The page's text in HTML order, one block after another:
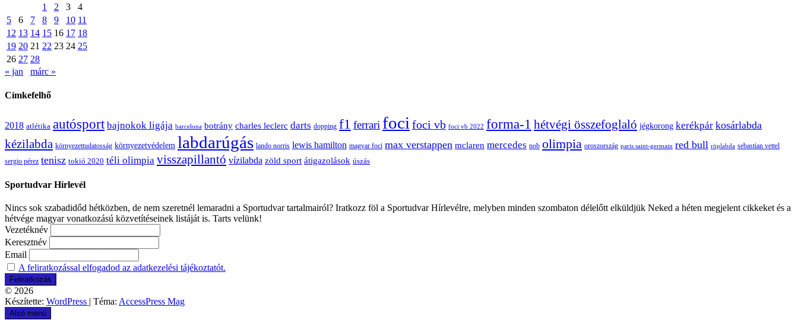
1
2 3
4
5
6 7 8 9 10 11
12 13 14 15 16 17 18
19 20 21 22 23 24 25
26 27 28
« jan
márc »
Címkefelhő
2018 atlétika autósport bajnokok ligája barcelona botrány charles leclerc darts dopping f1 ferrari foci foci vb foci vb 2022 forma-1 hétvégi összefoglaló jégkorong kerékpár kosárlabda
kézilabda környezettudatosság környezetvédelem labdarúgás lando norris lewis hamilton magyar foci max verstappen mclaren mercedes nob olimpia oroszország paris saint-germain red bull röplabda sebastian vettel
sergio pérez tenisz tokió 2020 téli olimpia visszapillantó vízilabda zöld sport átigazolások úszás
Sportudvar Hírlevél
Nincs sok szabadidőd hétközben, de nem szeretnél lemaradni a Sportudvar tartalmairól? Iratkozz föl a Sportudvar Hírlevélre, melyben minden szombaton délelőtt elküldjük Neked a héten megjelent cikkeket és a
hétvége magyar vonatkozású közvetítéseinek listáját is. Tarts velünk!
Vezetéknév
Keresztnév
Email
A feliratkozással elfogadod az adatkezelési tájékoztatót.
© 2026
Készítette: WordPress | Téma: AccessPress Mag
Alsó menü